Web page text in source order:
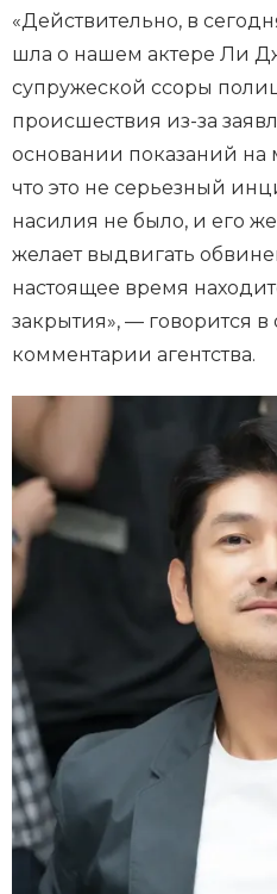
«Действительно, в
шла о нашем актере Ли
супружеской ссоры
происшествия из-за
основании показаний на
что это не серьезный
насилия не было, и его
желает выдвигать
настоящее время
закрытия», — говорится
комментарии агентства.